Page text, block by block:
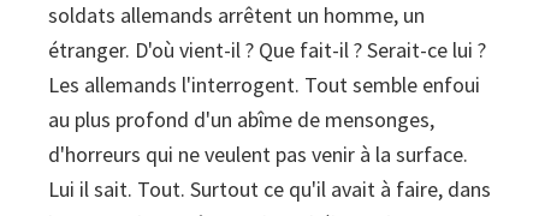
soldats allemands arrêtent un homme, un
étranger. D'où vient-il ? Que fait-il ? Serait-ce lui ?
Les allemands l'interrogent. Tout semble enfoui
au plus profond d'un abîme de mensonges,
d'horreurs qui ne veulent pas venir à la surface.
Lui il sait. Tout. Surtout ce qu'il avait à faire, dans